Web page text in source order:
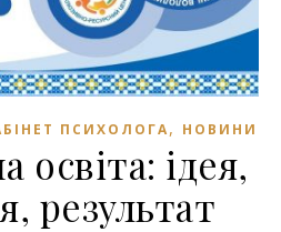
ПСИХОЛОГА, НОВИНИ
освіта: ідея,
результат